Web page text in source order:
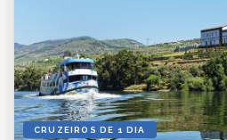
CRUZEIROS DE 1 DIA